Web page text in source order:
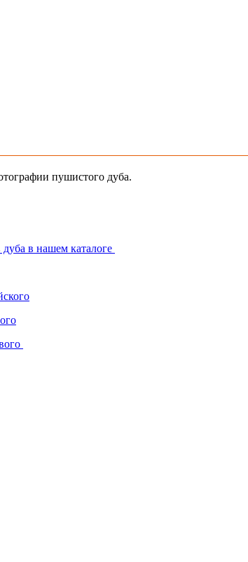
пушистого дуба.
в нашем каталоге